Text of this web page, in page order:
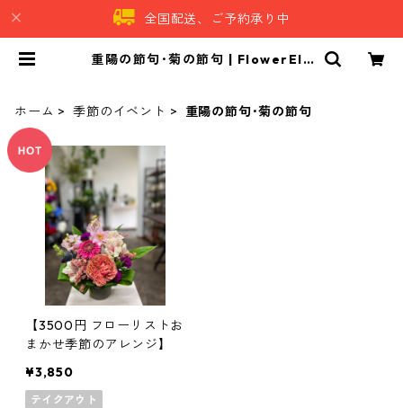
全国配送、ご予約承り中
重陽の節句･菊の節句 | FlowerEle
ホーム 季節のイベント 重陽の節句･菊の節句
【3500円 フローリストお
まかせ季節のアレンジ】
¥3,850
テイクアウト